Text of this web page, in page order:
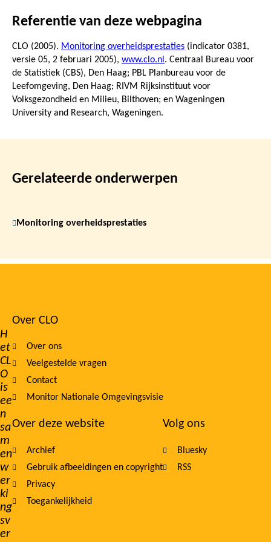
Referentie van deze webpagina
CLO (2005). Monitoring overheidsprestaties (indicator 0381,
versie 05, 2 februari 2005), www.clo.nl . Centraal Bureau voor
de Statistiek (CBS), Den Haag; PBL Planbureau voor de
Leefomgeving, Den Haag; RIVM Rijksinstituut voor
Volksgezondheid en Milieu, Bilthoven; en Wageningen
University and Research, Wageningen.
Gerelateerde onderwerpen
Monitoring overheidsprestaties
H
et
CL
O
is
ee
n
sa
m
en
w
er
ki
ng
sv
er
Footer
navigation
Over CLO
Over ons
Veelgestelde vragen
Contact
Monitor Nationale Omgevingsvisie
Over deze website
Archief
Gebruik afbeeldingen en copyright
Privacy
Toegankelijkheid
Volg ons
Bluesky
RSS